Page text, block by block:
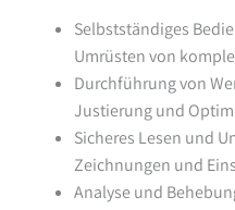
Selbstständiges
Umrüsten von
Durchführung von
Justierung und
Sicheres Lesen und
Zeichnungen und
Analyse und